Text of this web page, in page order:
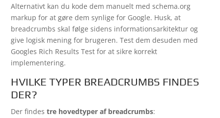
Alternativt kan du kode dem manuelt med schema.org
markup for at gøre dem synlige for Google. Husk, at
breadcrumbs skal følge sidens informationsarkitektur og
give logisk mening for brugeren. Test dem desuden med
Googles Rich Results Test for at sikre korrekt
implementering.
HVILKE TYPER BREADCRUMBS FINDES
DER?
Der findestre hovedtyper af breadcrumbs: